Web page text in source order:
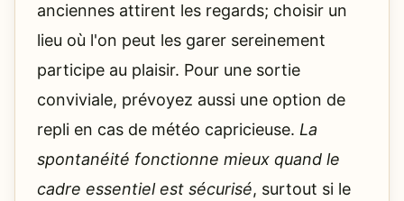
anciennes attirent les regards; choisir un
lieu où l'on peut les garer sereinement
participe au plaisir. Pour une sortie
conviviale, prévoyez aussi une option de
repli en cas de météo capricieuse. La
spontanéité fonctionne mieux quand le
cadre essentiel est sécurisé, surtout si le